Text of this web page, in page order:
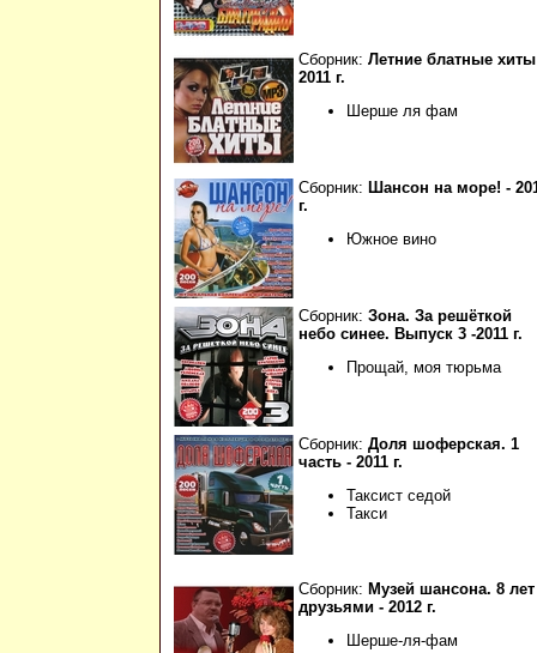
Сборник: Летние блатные хиты
2011 г.
Шерше ля фам
Сборник: Шансон на море! -
г.
Южное вино
Сборник: Зона. За решёткой
небо синее. Выпуск 3 -2011 г.
Прощай, моя тюрьма
Сборник: Доля шоферская. 1
часть - 2011 г.
Таксист седой
Такси
Сборник: Музей шансона. 8 лет
друзьями - 2012 г.
Шерше-ля-фам